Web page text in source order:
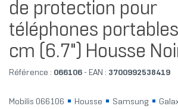
de protection pour
téléphones
cm (6.7") Housse
Référence : 066106- EAN : 3700992538419
Mobilis 066106 Housse Samsung